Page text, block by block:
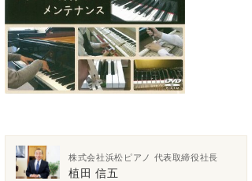
株式会社浜松ピアノ 代表取締役社長
植田 信五